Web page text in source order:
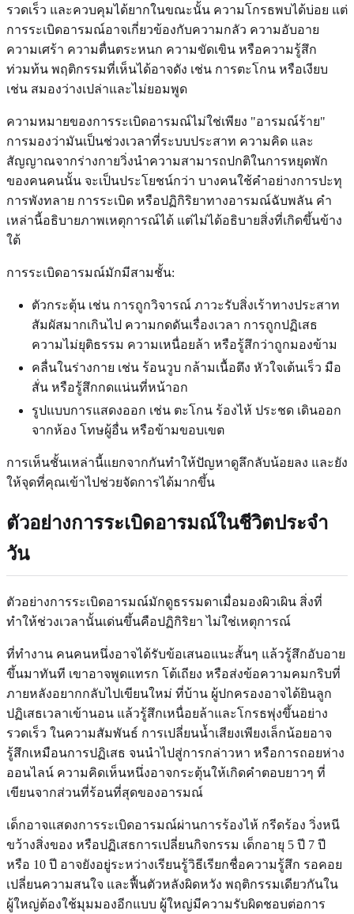
รวดเร็ว และควบคุมได้ยากในขณะนั้น ความโกรธพบได้บ่อย แต่
การระเบิดอารมณ์อาจเกี่ยวข้องกับความกลัว ความอับอาย
ความเศร้า ความตื่นตระหนก ความขัดเขิน หรือความรู้สึก
ท่วมท้น พฤติกรรมที่เห็นได้อาจดัง เช่น การตะโกน หรือเงียบ
เช่น สมองว่างเปล่าและไม่ยอมพูด
ความหมายของการระเบิดอารมณ์ไม่ใช่เพียง "อารมณ์ร้าย"
การมองว่ามันเป็นช่วงเวลาที่ระบบประสาท ความคิด และ
สัญญาณจากร่างกายวิ่งนำความสามารถปกติในการหยุดพัก
ของคนคนนั้น จะเป็นประโยชน์กว่า บางคนใช้คำอย่างการปะทุ
การพังทลาย การระเบิด หรือปฏิกิริยาทางอารมณ์ฉับพลัน คำ
เหล่านี้อธิบายภาพเหตุการณ์ได้ แต่ไม่ได้อธิบายสิ่งที่เกิดขึ้นข้าง
ใต้
การระเบิดอารมณ์มักมีสามชั้น:
ตัวกระตุ้น เช่น การถูกวิจารณ์ ภาวะรับสิ่งเร้าทางประสาท
สัมผัสมากเกินไป ความกดดันเรื่องเวลา การถูกปฏิเสธ
ความไม่ยุติธรรม ความเหนื่อยล้า หรือรู้สึกว่าถูกมองข้าม
คลื่นในร่างกาย เช่น ร้อนวูบ กล้ามเนื้อตึง หัวใจเต้นเร็ว มือ
สั่น หรือรู้สึกกดแน่นที่หน้าอก
รูปแบบการแสดงออก เช่น ตะโกน ร้องไห้ ประชด เดินออก
จากห้อง โทษผู้อื่น หรือข้ามขอบเขต
การเห็นชั้นเหล่านี้แยกจากกันทำให้ปัญหาดูลึกลับน้อยลง และยัง
ให้จุดที่คุณเข้าไปช่วยจัดการได้มากขึ้น
ตัวอย่างการระเบิดอารมณ์ในชีวิตประจำ
วัน
ตัวอย่างการระเบิดอารมณ์มักดูธรรมดาเมื่อมองผิวเผิน สิ่งที่
ทำให้ช่วงเวลานั้นเด่นขึ้นคือปฏิกิริยา ไม่ใช่เหตุการณ์
ที่ทำงาน คนคนหนึ่งอาจได้รับข้อเสนอแนะสั้นๆ แล้วรู้สึกอับอาย
ขึ้นมาทันที เขาอาจพูดแทรก โต้เถียง หรือส่งข้อความคมกริบที่
ภายหลังอยากกลับไปเขียนใหม่ ที่บ้าน ผู้ปกครองอาจได้ยินลูก
ปฏิเสธเวลาเข้านอน แล้วรู้สึกเหนื่อยล้าและโกรธพุ่งขึ้นอย่าง
รวดเร็ว ในความสัมพันธ์ การเปลี่ยนน้ำเสียงเพียงเล็กน้อยอาจ
รู้สึกเหมือนการปฏิเสธ จนนำไปสู่การกล่าวหา หรือการถอยห่าง
ออนไลน์ ความคิดเห็นหนึ่งอาจกระตุ้นให้เกิดคำตอบยาวๆ ที่
เขียนจากส่วนที่ร้อนที่สุดของอารมณ์
เด็กอาจแสดงการระเบิดอารมณ์ผ่านการร้องไห้ กรีดร้อง วิ่งหนี
ขว้างสิ่งของ หรือปฏิเสธการเปลี่ยนกิจกรรม เด็กอายุ 5 ปี 7 ปี
หรือ 10 ปี อาจยังอยู่ระหว่างเรียนรู้วิธีเรียกชื่อความรู้สึก รอคอย
เปลี่ยนความสนใจ และฟื้นตัวหลังผิดหวัง พฤติกรรมเดียวกันใน
ผู้ใหญ่ต้องใช้มุมมองอีกแบบ ผู้ใหญ่มีความรับผิดชอบต่อการ